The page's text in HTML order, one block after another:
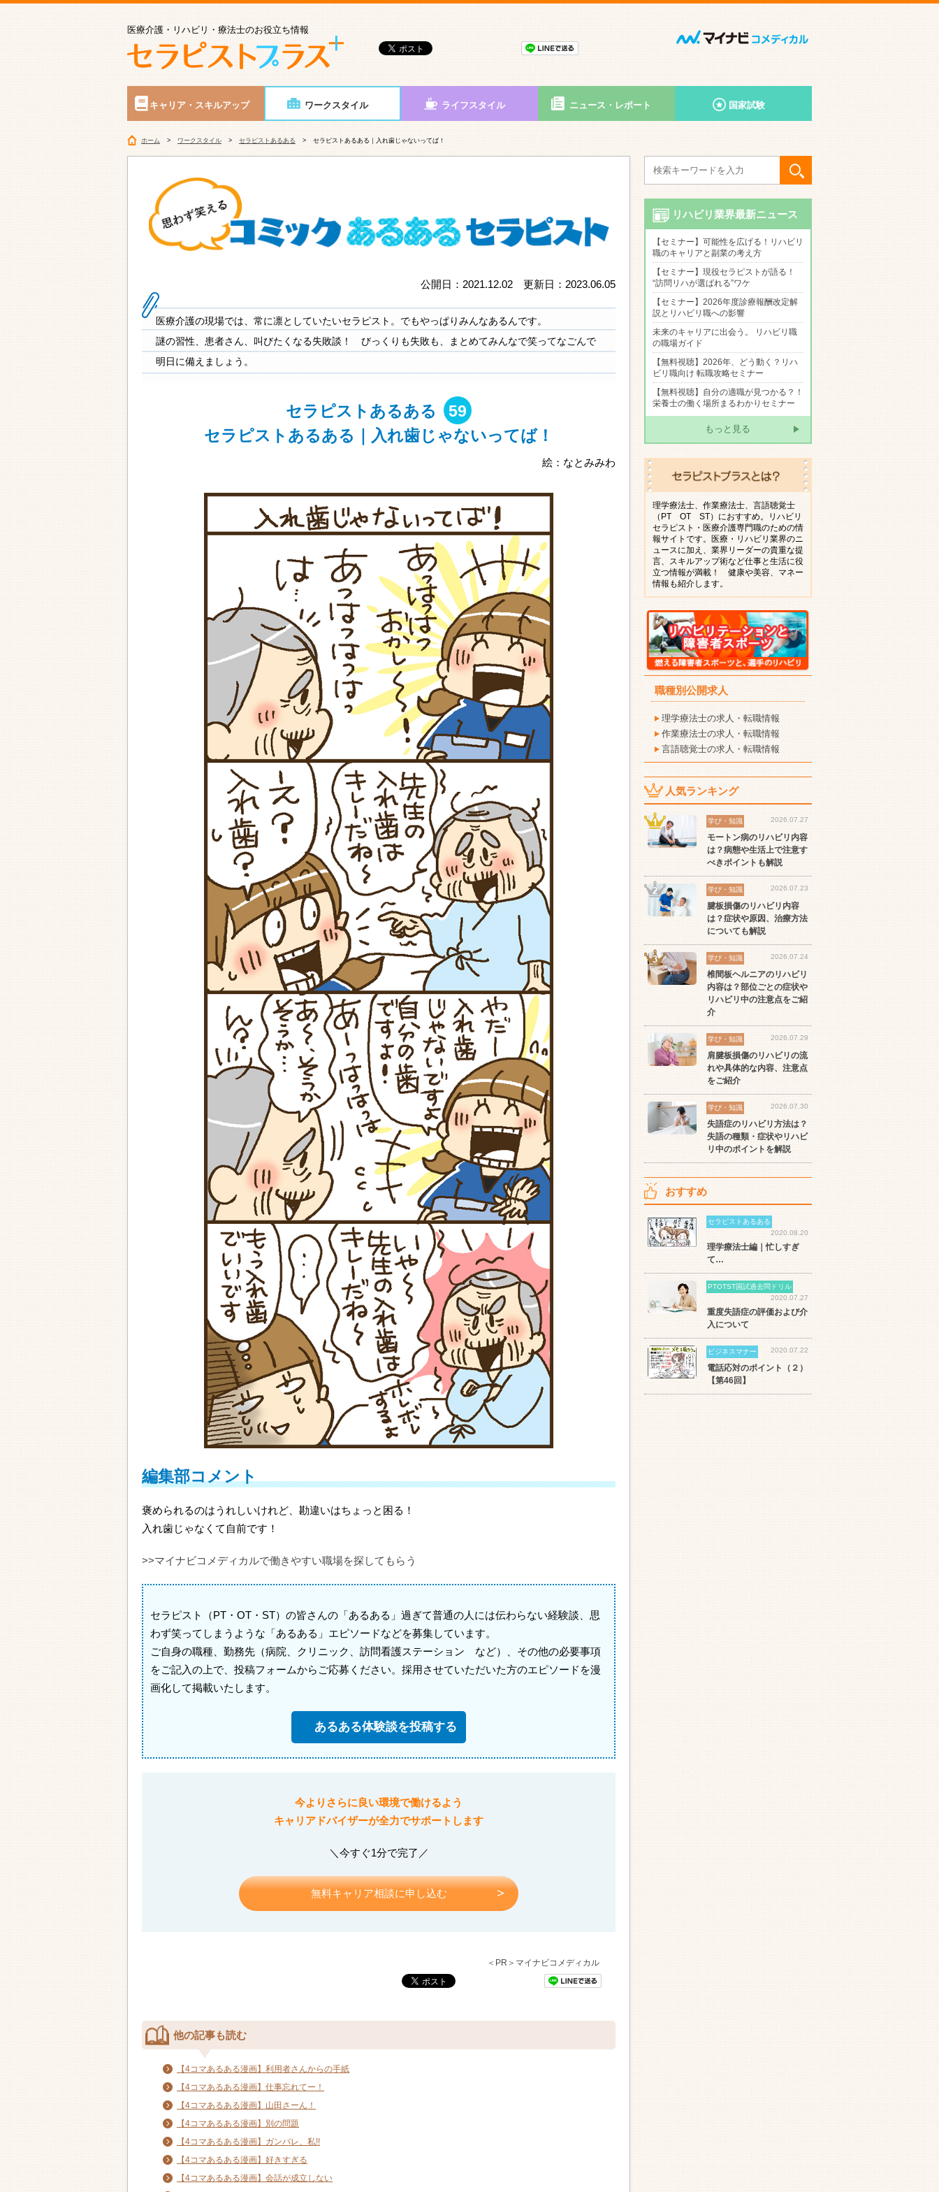
医療介護・リハビリ・療法士のお役立ち情報
キャリア・スキルアップ ワークスタイル ライフスタイル ニュース・レポート 国家試験
ホーム ワークスタイル セラピストあるある セラピストあるある｜入れ歯じゃないってば！
公開日：2021.12.02 更新日：2023.06.05
医療介護の現場では、常に凛としていたいセラピスト。でもやっぱりみんなあるんです。
謎の習性、患者さん、叫びたくなる失敗談！ びっくりも失敗も、まとめてみんなで笑ってなごんで
明日に備えましょう。
セラピストあるある
59
セラピストあるある｜入れ歯じゃないってば！
絵：なとみみわ
編集部コメント
褒められるのはうれしいけれど、勘違いはちょっと困る！
入れ歯じゃなくて自前です！
>>マイナビコメディカルで働きやすい職場を探してもらう
セラピスト（PT・OT・ST）の皆さんの「あるある」過ぎて普通の人には伝わらない経験談、思
わず笑ってしまうような「あるある」エピソードなどを募集しています。
ご自身の職種、勤務先（病院、クリニック、訪問看護ステーション など）、その他の必要事項
をご記入の上で、投稿フォームからご応募ください。採用させていただいた方のエピソードを漫
画化して掲載いたします。
あるある体験談を投稿する
今よりさらに良い環境で働けるよう
キャリアドバイザーが全力でサポートします
＼今すぐ1分で完了／
無料キャリア相談に申し込む
＜PR＞マイナビコメディカル
他の記事も読む
【4コマあるある漫画】利用者さんからの手紙
【4コマあるある漫画】仕事忘れてー！
【4コマあるある漫画】山田さーん！
【4コマあるある漫画】別の問題
【4コマあるある漫画】ガンバレ、私!!
【4コマあるある漫画】好きすぎる
【4コマあるある漫画】会話が成立しない
リハビリ業界最新ニュース
【セミナー】可能性を広げる！リハビリ
職のキャリアと副業の考え方
【セミナー】現役セラピストが語る！
“訪問リハが選ばれる”ワケ
【セミナー】2026年度診療報酬改定解
説とリハビリ職への影響
未来のキャリアに出会う。 リハビリ職
の職場ガイド
【無料視聴】2026年、どう動く？リハ
ビリ職向け 転職攻略セミナー
【無料視聴】自分の適職が見つかる？！
栄養士の働く場所まるわかりセミナー
もっと見る
理学療法士、作業療法士、言語聴覚士
（PT OT ST）におすすめ。リハビリ
セラピスト・医療介護専門職のための情
報サイトです。医療・リハビリ業界のニ
ュースに加え、業界リーダーの貴重な提
言、スキルアップ術など仕事と生活に役
立つ情報が満載！ 健康や美容、マネー
情報も紹介します。
職種別公開求人
理学療法士の求人・転職情報
作業療法士の求人・転職情報
言語聴覚士の求人・転職情報
人気ランキング
学び・知識 2026.07.27
モートン病のリハビリ内容
は？病態や生活上で注意す
べきポイントも解説
学び・知識 2026.07.23
腱板損傷のリハビリ内容
は？症状や原因、治療方法
についても解説
学び・知識 2026.07.24
椎間板ヘルニアのリハビリ
内容は？部位ごとの症状や
リハビリ中の注意点をご紹
介
学び・知識 2026.07.29
肩腱板損傷のリハビリの流
れや具体的な内容、注意点
をご紹介
学び・知識 2026.07.30
失語症のリハビリ方法は？
失語の種類・症状やリハビ
リ中のポイントを解説
おすすめ
セラピストあるある
2020.08.20
理学療法士編｜忙しすぎ
て…
PTOTST国試過去問ドリル
2020.07.27
重度失語症の評価および介
入について
ビジネスマナー 2020.07.22
電話応対のポイント（２）
【第46回】